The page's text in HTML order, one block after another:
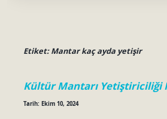
Etiket:Mantar kaç ayda yetişir
Kültür Mantarı Yetiştiriciliği
Tarih: Ekim 10, 2024